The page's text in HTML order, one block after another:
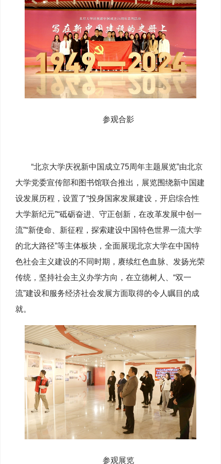
参观合影
“北京大学庆祝新中国成立75周年主题展览”由北京
大学党委宣传部和图书馆联合推出，展览围绕新中国建
设发展历程，设置了“投身国家发展建设，开启综合性
大学新纪元”“砥砺奋进、守正创新，在改革发展中创一
流”“新使命、新征程，探索建设中国特色世界一流大学
的北大路径”等主体板块，全面展现北京大学在中国特
色社会主义建设的不同时期，赓续红色血脉、发扬光荣
传统，坚持社会主义办学方向，在立德树人、“双一
流”建设和服务经济社会发展方面取得的令人瞩目的成
就。
参观展览